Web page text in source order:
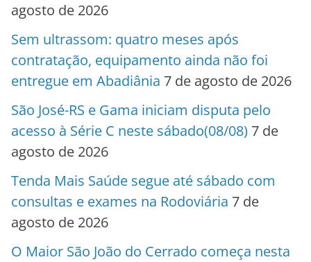
agosto de 2026
Sem ultrassom: quatro meses após
contratação, equipamento ainda não foi
entregue em Abadiânia 7 de agosto de 2026
São José-RS e Gama iniciam disputa pelo
acesso à Série C neste sábado(08/08) 7 de
agosto de 2026
Tenda Mais Saúde segue até sábado com
consultas e exames na Rodoviária 7 de
agosto de 2026
O Maior São João do Cerrado começa nesta